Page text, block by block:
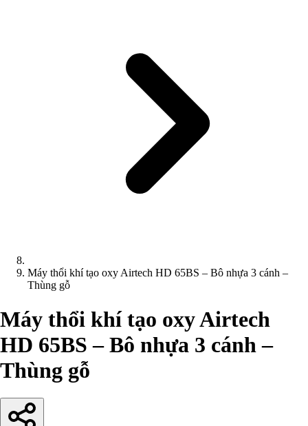
Máy thổi khí tạo oxy Airtech HD 65BS – Bô nhựa 3 cánh –
Thùng gỗ
Máy thổi khí tạo oxy Airtech
HD 65BS – Bô nhựa 3 cánh –
Thùng gỗ